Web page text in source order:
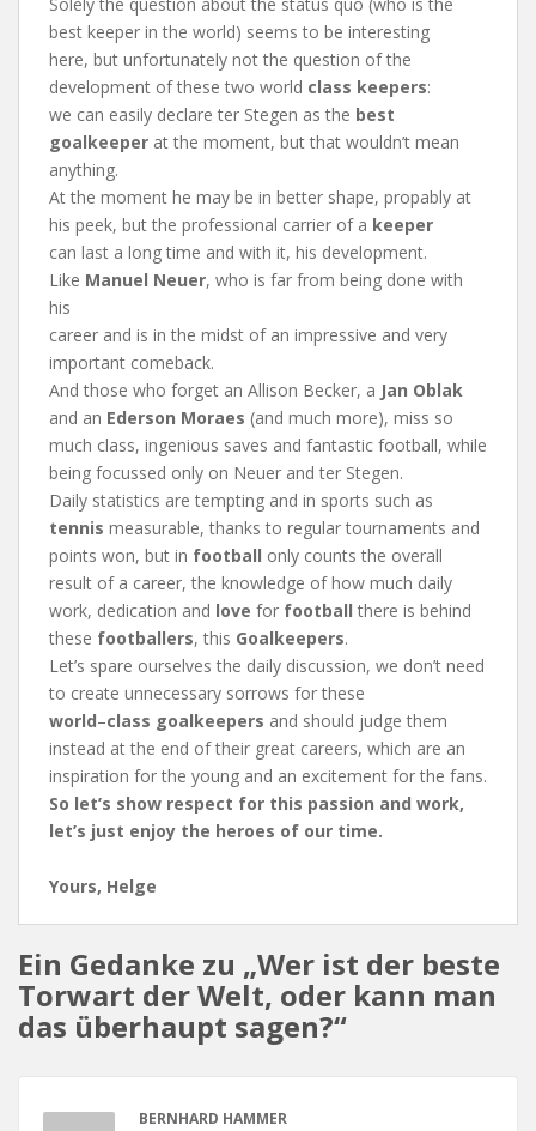
best keeper in the world) seems to be interesting
here, but unfortunately not the question of the
development of these two world class keepers:
we can easily declare ter Stegen as the best
goalkeeper at the moment, but that wouldn’t mean
anything.
At the moment he may be in better shape, propably at
his peek, but the professional carrier of a keeper
can last a long time and with it, his development.
Like Manuel Neuer, who is far from being done with
his
career and is in the midst of an impressive and very
important comeback.
And those who forget an Allison Becker, a Jan Oblak
and an Ederson Moraes (and much more), miss so
much class, ingenious saves and fantastic football, while
being focussed only on Neuer and ter Stegen.
Daily statistics are tempting and in sports such as
tennis measurable, thanks to regular tournaments and
points won, but in football only counts the overall
result of a career, the knowledge of how much daily
work, dedication and love for football there is behind
these footballers, this Goalkeepers.
Let’s spare ourselves the daily discussion, we don’t need
to create unnecessary sorrows for these
world–class goalkeepers and should judge them
instead at the end of their great careers, which are an
inspiration for the young and an excitement for the fans.
So let’s show respect for this passion and work,
let’s just enjoy the heroes of our time.
Yours, Helge
Ein Gedanke zu „Wer ist der beste
Torwart der Welt, oder kann man
das überhaupt sagen?“
BERNHARD HAMMER